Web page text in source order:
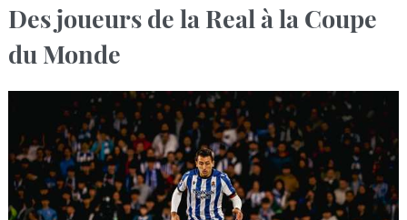
Des joueurs de la Real à la Coupe
du Monde